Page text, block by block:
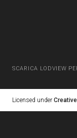
SCARICA LODVIEW
Licensed under